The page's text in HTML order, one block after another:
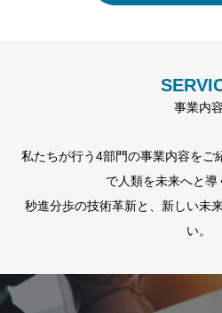
事業内容
私たちが行う4部門の事業内容をご
で人類を未来へと導
秒進分歩の技術革新と、新しい未
い。